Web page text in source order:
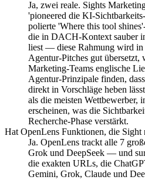
Ja, zwei reale. Sights
'pioneered die KI-
polierte 'Where this tool
die in DACH-Kontext sauber
liest — diese Rahmung wird
Agentur-Pitches gut
Marketing-Teams englische
Agentur-Prinzipale finden,
direkt in Vorschläge heben
als die meisten Wettbewerber,
erscheinen, was die
Recherche-Phase verstärkt.
Hat OpenLens Funktionen, die Sight
Ja. OpenLens trackt alle 7
Grok und DeepSeek — und
die exakten URLs, die
Gemini, Grok, Claude und